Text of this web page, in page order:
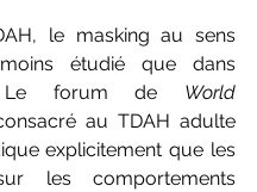
le masking au sens
étudié que dans
Le forum de World
au TDAH adulte
explicitement que les
les comportements